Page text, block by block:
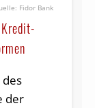
Fidor Bank
der